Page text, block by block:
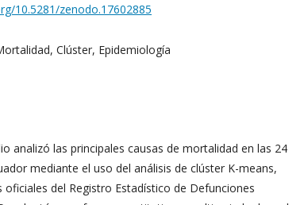
10.5281/zenodo.17602885
Clúster, Epidemiología
analizó las principales causas de mortalidad en las 24
mediante el uso del análisis de clúster K-means,
del Registro Estadístico de Defunciones